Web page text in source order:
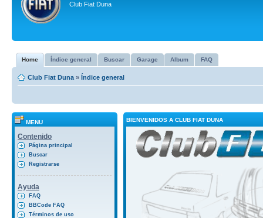
Club Fiat Duna
Home Índice general Buscar Garage Album FAQ
Club Fiat Duna » Índice general
MENU
Contenido
Página principal
Buscar
Registrarse
Ayuda
FAQ
BBCode FAQ
Términos de uso
BIENVENIDOS A CLUB FIAT DUNA